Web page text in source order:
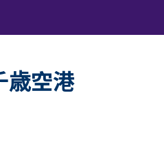
空港